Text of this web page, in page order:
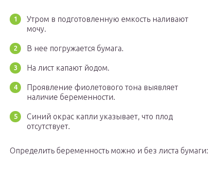
Утром в подготовленную емкость наливают
мочу.
В нее погружается бумага.
На лист капают йодом.
Проявление фиолетового тона выявляет
наличие беременности.
Синий окрас капли указывает, что плод
отсутствует.
Определить беременность можно и без листа бумаги: